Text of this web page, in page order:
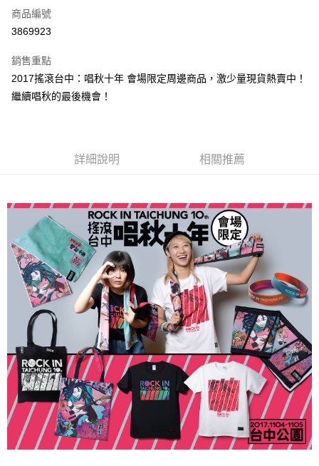
超商取貨付款
Apple Pay
悠遊付
運送方式
全家取貨付款
每筆NT$65，滿NT$1,000(含以上)免運費
付款後全家取貨
每筆NT$65，滿NT$1,000(含以上)免運費
7-11取貨付款
每筆NT$65，滿NT$1,000(含以上)免運費
付款後7-11取貨
每筆NT$65，滿NT$1,000(含以上)免運費
宅配
每筆NT$85，滿NT$1,000(含以上)免運費
商品編號
3869923
銷售重點
2017搖滾台中：唱秋十年 會場限定周邊商品，激少量現貨熱賣中！
繼續唱秋的最後機會！
詳細說明 相關推薦